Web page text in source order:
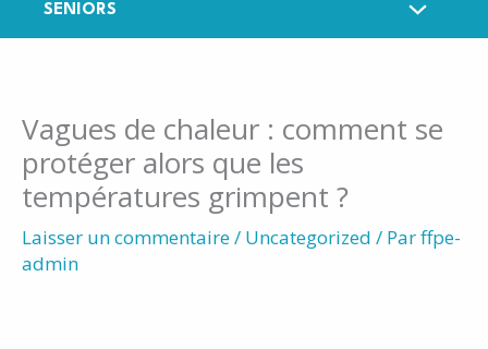
SENIORS
Vagues de chaleur : comment se
protéger alors que les
températures grimpent ?
Laisser un commentaire/ Uncategorized / Parffpe-
admin